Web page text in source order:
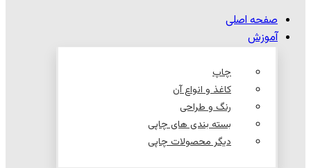
صفحه اصلی
آموزش
چاپ
کاغذ و انواع آن
رنگ و طراحی
بسته بندی های چاپی
دیگر محصولات چاپی